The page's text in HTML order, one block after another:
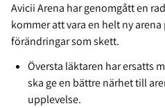
Avicii Arena har genomgått en
kommer att vara en helt ny
förändringar som skett.
Översta läktaren har ersatts
ska ge en bättre närhet till
upplevelse.